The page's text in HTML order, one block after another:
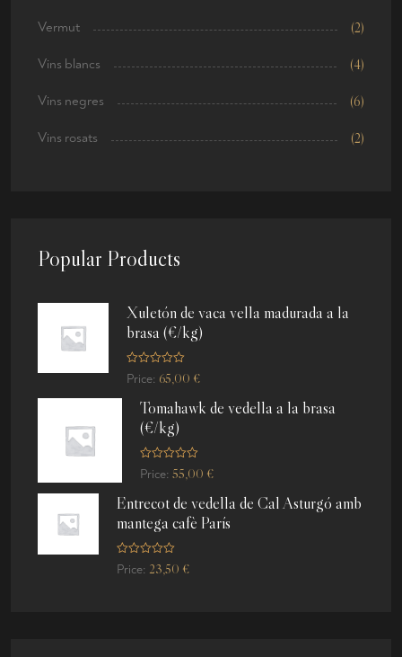
Vermut (2)
Vins blancs (4)
Vins negres (6)
Vins rosats (2)
Popular Products
Xuletón de vaca vella madurada a la
brasa (€/kg)
R
aPrice: 65,00 €
Tomahawk de vedella a la brasa
(€/kg)
R
a
e
d
0
u
t
f
Price: 55,00 €
Entrecot de vedella de Cal Asturgó amb
mantega cafè París
R
aPrice:23,50 €